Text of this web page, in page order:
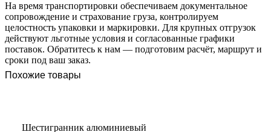
На время транспортировки обеспечиваем документальное
сопровождение и страхование груза, контролируем
целостность упаковки и маркировки. Для крупных отгрузок
действуют льготные условия и согласованные графики
поставок. Обратитесь к нам — подготовим расчёт, маршрут и
сроки под ваш заказ.
Похожие товары
Шестигранник алюминиевый